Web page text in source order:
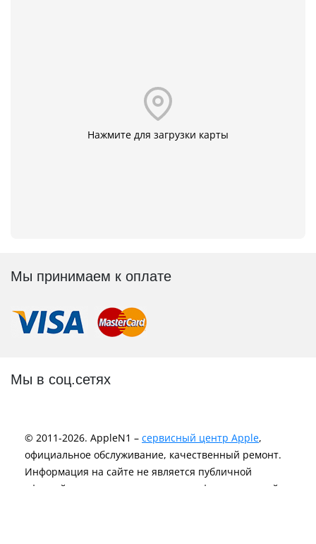
Нажмите для загрузки карты
Мы принимаем к оплате
Мы в соц.сетях
© 2011-2026. AppleN1 – сервисный центр Apple,
официальное обслуживание, качественный ремонт.
Информация на сайте не является публичной
офертой и носит исключительно информационный